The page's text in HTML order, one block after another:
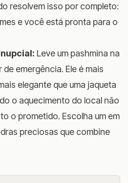
resolvem isso por completo:
e você está pronta para o
Leve um pashmina na
emergência. Ele é mais
elegante que uma jaqueta
o aquecimento do local não
o prometido. Escolha um em
preciosas que combine